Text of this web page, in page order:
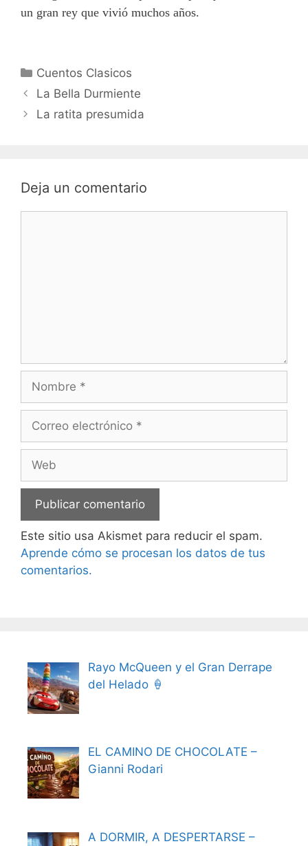
un gran rey que vivió muchos años.
Categorías
Cuentos Clasicos
La Bella Durmiente
La ratita presumida
Deja un comentario
Nombre
Correo
Web
Este sitio usa Akismet para reducir el spam.
Aprende cómo se procesan los datos de tus
comentarios.
Rayo McQueen y el Gran Derrape
del Helado 🍦
EL CAMINO DE CHOCOLATE –
Gianni Rodari
A DORMIR, A DESPERTARSE –